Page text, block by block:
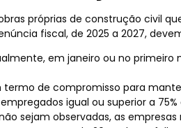
próprias de construção civil
fiscal, de 2025 a 2027,
em janeiro ou no
termo de compromisso para
igual ou superior a
sejam observadas, as